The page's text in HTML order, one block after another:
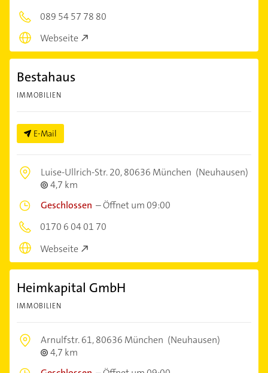
089 54 57 78 80
Webseite
Bestahaus
IMMOBILIEN
E-Mail
Luise-Ullrich-Str. 20,80636 München (Neuhausen)
4,7 km
Geschlossen –Öffnet um 09:00
0170 6 04 01 70
Webseite
Heimkapital GmbH
IMMOBILIEN
Arnulfstr. 61,80636 München (Neuhausen)
4,7 km